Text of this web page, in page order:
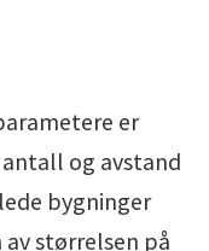
er
og avstand
bygninger
størrelsen på